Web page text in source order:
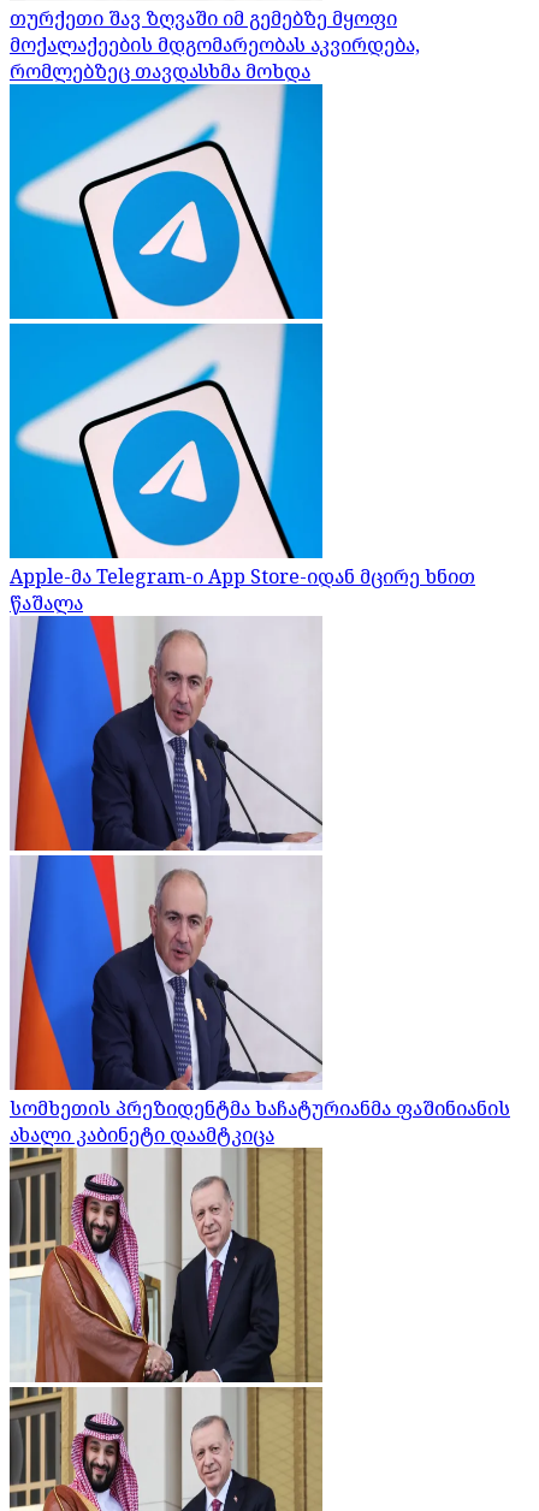
თურქეთი შავ ზღვაში იმ გემებზე მყოფი
მოქალაქეების მდგომარეობას აკვირდება,
რომლებზეც თავდასხმა მოხდა
Apple-მა Telegram-ი App Store-იდან მცირე ხნით
წაშალა
სომხეთის პრეზიდენტმა ხაჩატურიანმა ფაშინიანის
ახალი კაბინეტი დაამტკიცა